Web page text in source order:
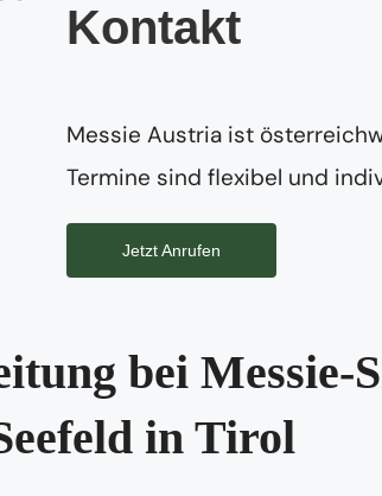
Kontakt
Messie Austria ist
Termine sind flexibel und
Jetzt Anrufen
bei Messie-
in Tirol